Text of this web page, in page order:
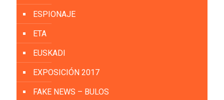
ESPIONAJE
ETA
EUSKADI
EXPOSICIÓN 2017
FAKE NEWS – BULOS